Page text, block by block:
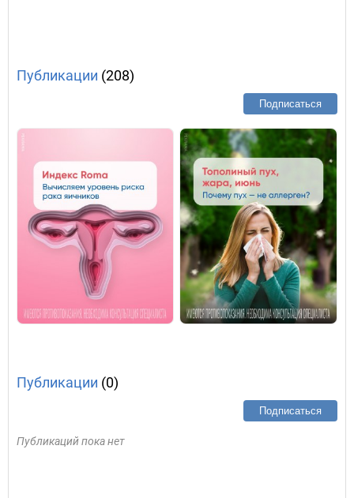
Публикации (208)
Подписаться
Публикации (0)
Подписаться
Публикаций пока нет